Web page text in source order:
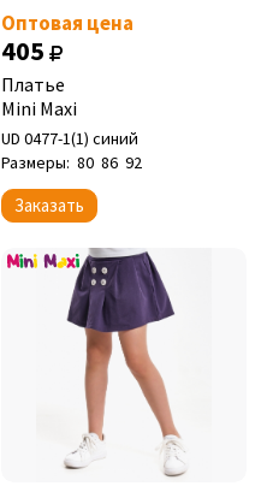
Оптовая цена
405
Платье
Mini Maxi
UD 0477-1(1) синий
Размеры: 80 86 92
Заказать